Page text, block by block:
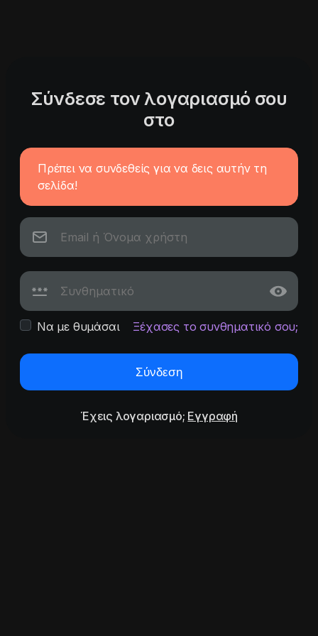
Σύνδεσε τον λογαριασμό σου
στο
Πρέπει να συνδεθείς για να δεις αυτήν τη
σελίδα!
Να με θυμάσαι Ξέχασες το συνθηματικό σου;
Σύνδεση
Έχεις λογαριασμό; Εγγραφή